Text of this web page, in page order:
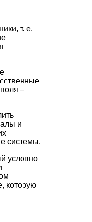
т. е.
–
и
системы.
условно
которую